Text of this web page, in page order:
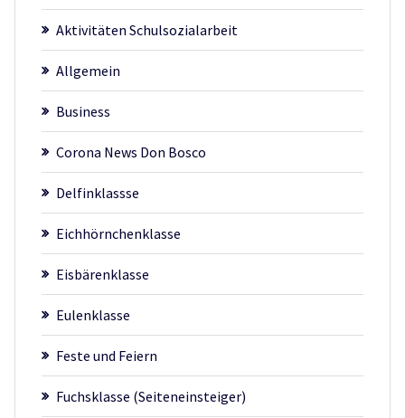
Aktivitäten Schulsozialarbeit
Allgemein
Business
Corona News Don Bosco
Delfinklassse
Eichhörnchenklasse
Eisbärenklasse
Eulenklasse
Feste und Feiern
Fuchsklasse (Seiteneinsteiger)